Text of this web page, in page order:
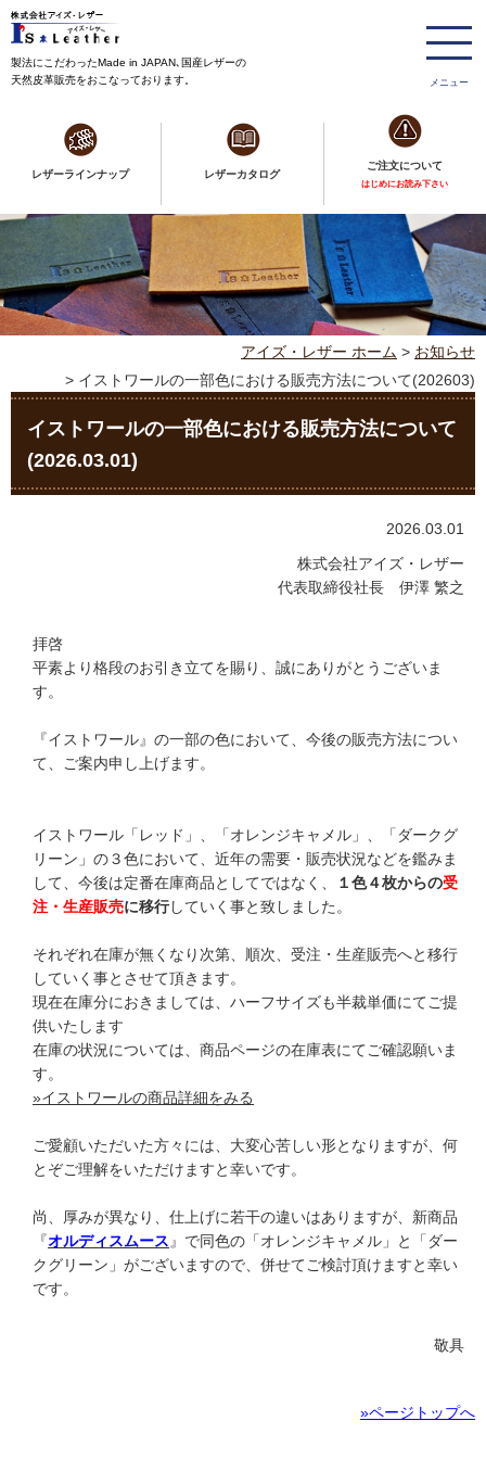
メニュー
製法にこだわったMade in JAPAN､国産レザーの
天然皮革販売をおこなっております。
レザーラインナップ レザーカタログ
ご注文について
はじめにお読み下さい
アイズ・レザー ホーム > お知らせ
> イストワールの一部色における販売方法について(202603)
イストワールの一部色における販売方法について
(2026.03.01)
2026.03.01
株式会社アイズ・レザー
代表取締役社長 伊澤 繁之
拝啓
平素より格段のお引き立てを賜り、誠にありがとうございま
す。
『イストワール』の一部の色において、今後の販売方法につい
て、ご案内申し上げます。
イストワール「レッド」、「オレンジキャメル」、「ダークグ
リーン」の３色において、近年の需要・販売状況などを鑑みま
して、今後は定番在庫商品としてではなく、
１色４枚からの受
注・生産販売に移行していく事と致しました。
それぞれ在庫が無くなり次第、順次、受注・生産販売へと移行
していく事とさせて頂きます。
現在在庫分におきましては、ハーフサイズも半裁単価にてご提
供いたします
在庫の状況については、商品ページの在庫表にてご確認願いま
す。
»イストワールの商品詳細をみる
ご愛顧いただいた方々には、大変心苦しい形となりますが、何
とぞご理解をいただけますと幸いです。
尚、厚みが異なり、仕上げに若干の違いはありますが、新商品
『オルディスムース 』で同色の「オレンジキャメル」と「ダー
クグリーン」がございますので、併せてご検討頂けますと幸い
です。
敬具
»ページトップへ